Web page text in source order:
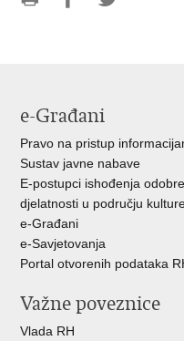
e-Građani
Pravo na pristup
Sustav javne nabave
E-postupci ishođenja
djelatnosti u području
e-Građani
e-Savjetovanja
Portal otvorenih podataka
Važne poveznice
Vlada RH